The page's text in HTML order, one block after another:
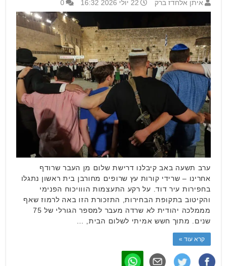
איתן אלחדז ברק 22 יולי 2026 16:32 0
ערב תשעה באב קיבלנו דרישת שלום מן העבר שרודף
אחרינו – שרידי קורות עץ שרופים מחורבן בית ראשון נתגלו
בחפירות עיר דוד. על רקע התעצמות הווויכוח הפנימי
והקיטוב בתקופת הבחירות, התזכורת הזו באה לרמוז שאף
מממלכה יהודית לא שרדה מעבר למספר הגורלי של 75
שנים. מתוך חשש אמיתי לשלום הבית, …
קרא עוד »